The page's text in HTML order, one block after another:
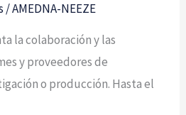
/AMEDNA-NEEZE
la colaboración y las
y proveedores de
o producción. Hasta el